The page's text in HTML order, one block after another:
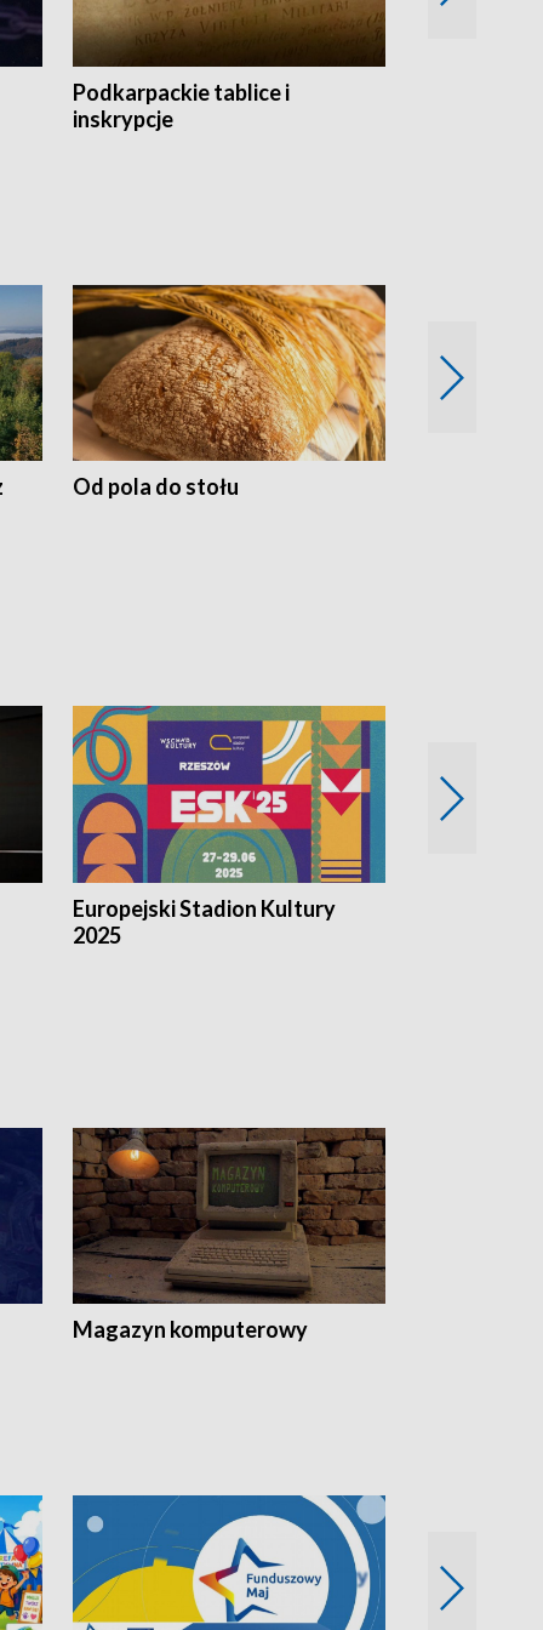
Podkarpackie tablice i
inskrypcje
Od pola do stołu
Europejski Stadion Kultury
2025
Magazyn komputerowy